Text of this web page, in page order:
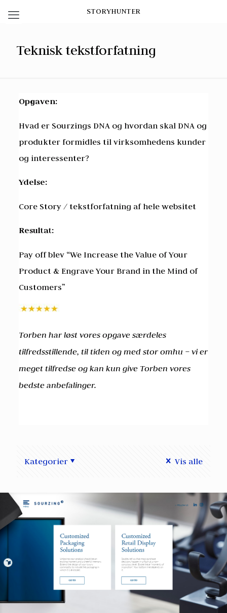
STORYHUNTER
Teknisk tekstforfatning
Opgaven:
Hvad er Sourzings DNA og hvordan skal DNA og
produkter formidles til virksomhedens kunder
og interessenter?
Ydelse:
Core Story / tekstforfatning af hele websitet
Resultat:
Pay off blev “We Increase the Value of Your
Product & Engrave Your Brand in the Mind of
Customers”
Torben har løst vores opgave særdeles
tilfredsstillende, til tiden og med stor omhu – vi er
meget tilfredse og kan kun give Torben vores
bedste anbefalinger.
Kategorier Vis alle